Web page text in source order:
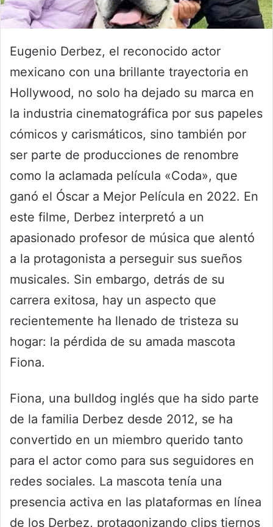
Eugenio Derbez, el reconocido actor
mexicano con una brillante trayectoria en
Hollywood, no solo ha dejado su marca en
la industria cinematográfica por sus papeles
cómicos y carismáticos, sino también por
ser parte de producciones de renombre
como la aclamada película «Coda», que
ganó el Óscar a Mejor Película en 2022. En
este filme, Derbez interpretó a un
apasionado profesor de música que alentó
a la protagonista a perseguir sus sueños
musicales. Sin embargo, detrás de su
carrera exitosa, hay un aspecto que
recientemente ha llenado de tristeza su
hogar: la pérdida de su amada mascota
Fiona.
Fiona, una bulldog inglés que ha sido parte
de la familia Derbez desde 2012, se ha
convertido en un miembro querido tanto
para el actor como para sus seguidores en
redes sociales. La mascota tenía una
presencia activa en las plataformas en línea
de los Derbez, protagonizando clips tiernos